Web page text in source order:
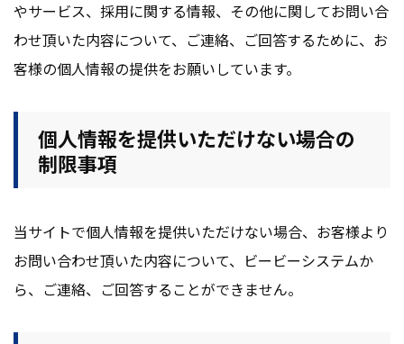
やサービス、採用に関する情報、その他に関してお問い合
わせ頂いた内容について、ご連絡、ご回答するために、お
客様の個人情報の提供をお願いしています。
個人情報を提供いただけない場合の
制限事項
当サイトで個人情報を提供いただけない場合、お客様より
お問い合わせ頂いた内容について、ビービーシステムか
ら、ご連絡、ご回答することができません。